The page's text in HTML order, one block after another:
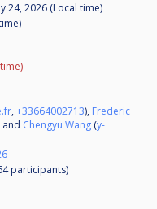
24, 2026 (Local time)
,+33664002713), Frederic
and Chengyu Wang (y-
participants)